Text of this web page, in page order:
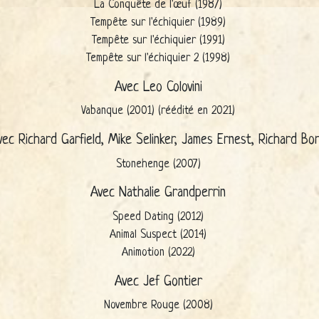
La Conquête de l'œuf (1987)
Tempête sur l'échiquier (1989)
Tempête sur l'échiquier (1991)
Tempête sur l'échiquier 2 (1998)
Avec Leo Colovini
Vabanque (2001) (réédité en 2021)
Richard Garfield, Mike Selinker, James Ernest, Richard
Stonehenge (2007)
Avec Nathalie Grandperrin
Speed Dating (2012)
Animal Suspect (2014)
Animotion (2022)
Avec Jef Gontier
Novembre Rouge (2008)